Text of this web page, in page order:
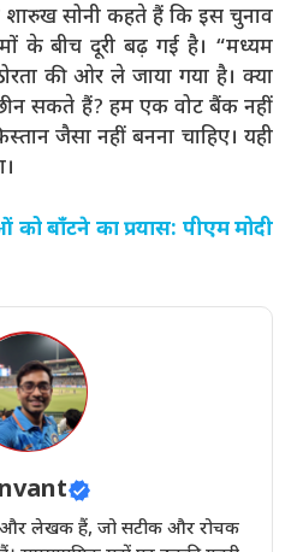
शारुख सोनी कहते हैं कि इस चुनाव
के बीच दूरी बढ़ गई है। “मध्यम
की ओर ले जाया गया है। क्या
सकते हैं? हम एक वोट बैंक नहीं
जैसा नहीं बनना चाहिए। यही
को बाँटने का प्रयास: पीएम मोदी
और लेखक हैं, जो सटीक और रोचक